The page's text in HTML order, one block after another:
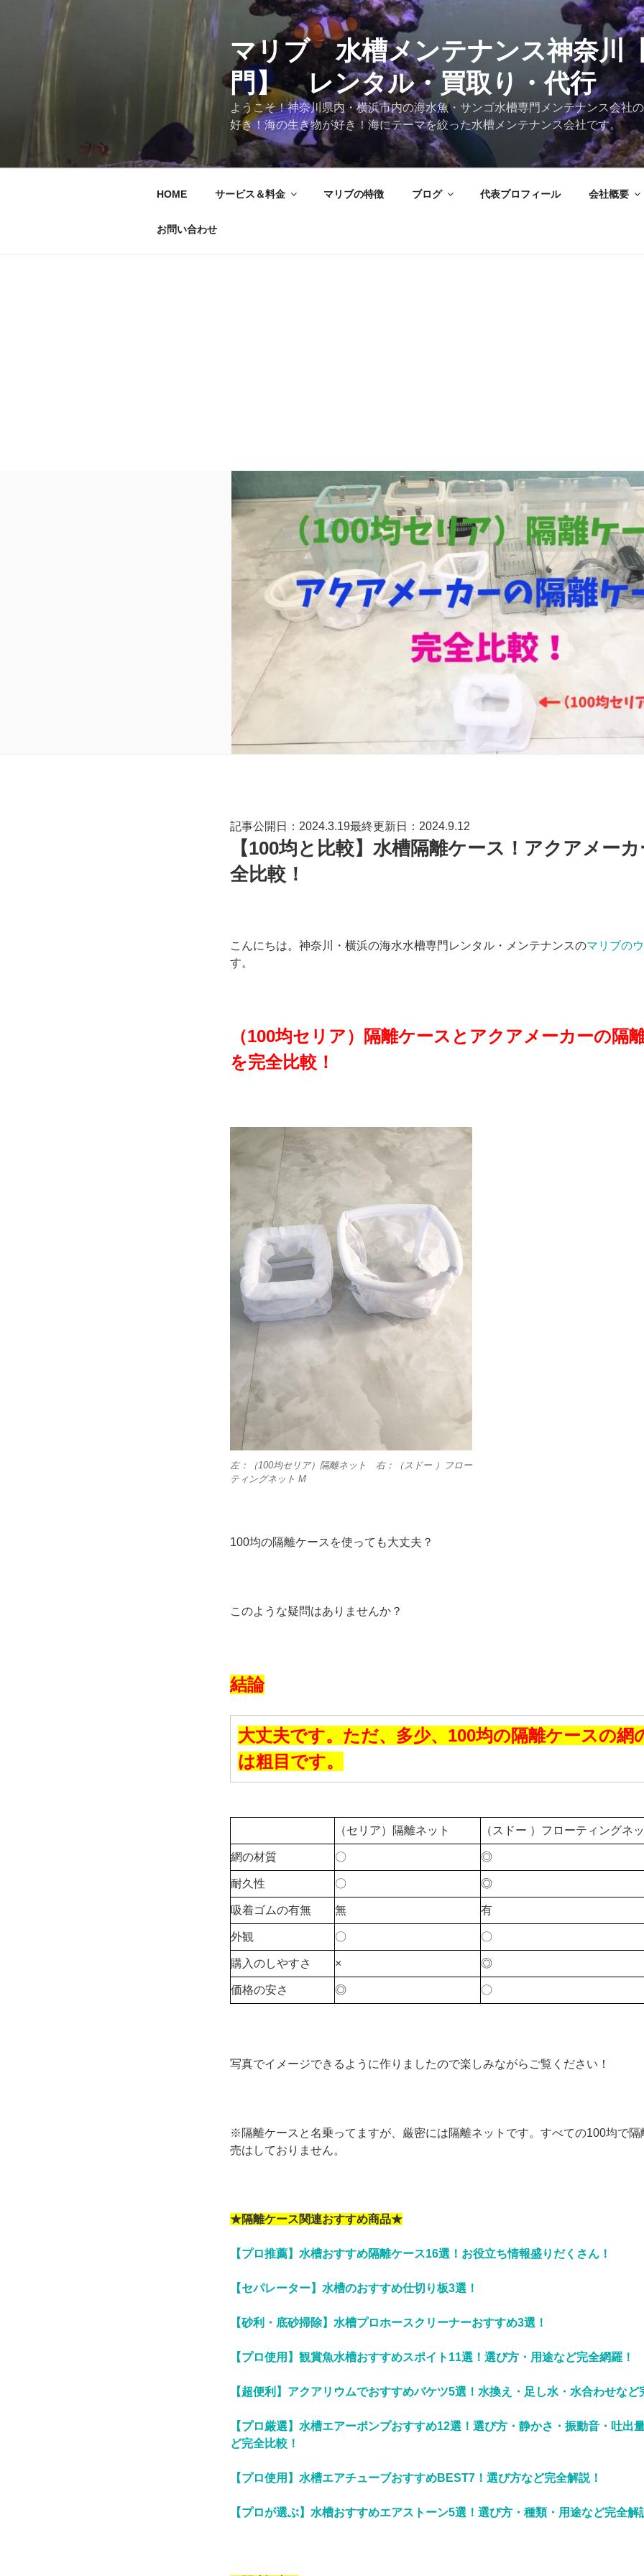
マリブ 水槽メンテナンス神奈川
門】 レンタル・買取り・代行
ようこそ！神奈川県内・横浜市内の海水魚・サンゴ水槽専門メンテナンス会社
好き！海の生き物が好き！海にテーマを絞った水槽メンテナンス会社です。
HOME サービス＆料金 マリブの特徴 ブログ 代表プロフィール 会社概要
お問い合わせ
記事公開日：2024.3.19最終更新日：2024.9.12
【100均と比較】水槽隔離ケース！アクアメー
全比較！
こんにちは。神奈川・横浜の海水水槽専門レンタル・メンテナンスのマリブの
す。
（100均セリア）隔離ケースとアクアメーカーの隔
を完全比較！
左：（100均セリア）隔離ネット 右：（スドー ）フロー
ティングネット M
100均の隔離ケースを使っても大丈夫？
このような疑問はありませんか？
結論
大丈夫です。ただ、多少、100均の隔離ケースの網
は粗目です。
（セリア）隔離ネット （スドー ）フローティングネ
網の材質 〇 ◎
耐久性 〇 ◎
吸着ゴムの有無 無 有
外観 〇 〇
購入のしやすさ × ◎
価格の安さ ◎ 〇
写真でイメージできるように作りましたので楽しみながらご覧ください！
※隔離ケースと名乗ってますが、厳密には隔離ネットです。すべての100均で隔
売はしておりません。
★隔離ケース関連おすすめ商品★
【プロ推薦】水槽おすすめ隔離ケース16選！お役立ち情報盛りだくさん！
【セパレーター】水槽のおすすめ仕切り板3選！
【砂利・底砂掃除】水槽プロホースクリーナーおすすめ3選！
【プロ使用】観賞魚水槽おすすめスポイト11選！選び方・用途など完全網羅！
【超便利】アクアリウムでおすすめバケツ5選！水換え・足し水・水合わせなど
【プロ厳選】水槽エアーポンプおすすめ12選！選び方・静かさ・振動音・吐出
ど完全比較！
【プロ使用】水槽エアチューブおすすめBEST7！選び方など完全解説！
【プロが選ぶ】水槽おすすめエアストーン5選！選び方・種類・用途など完全解